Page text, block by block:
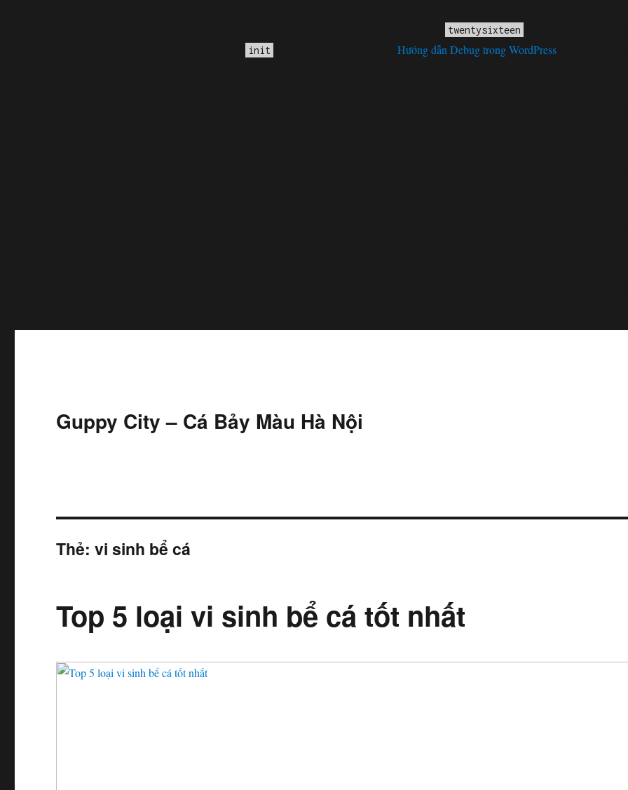
twentysixteen
init Hướng dẫn Debug trong WordPress
Guppy City – Cá Bảy Màu Hà Nội
Thẻ:vi sinh bể cá
Top 5 loại vi sinh bể cá tốt nhất